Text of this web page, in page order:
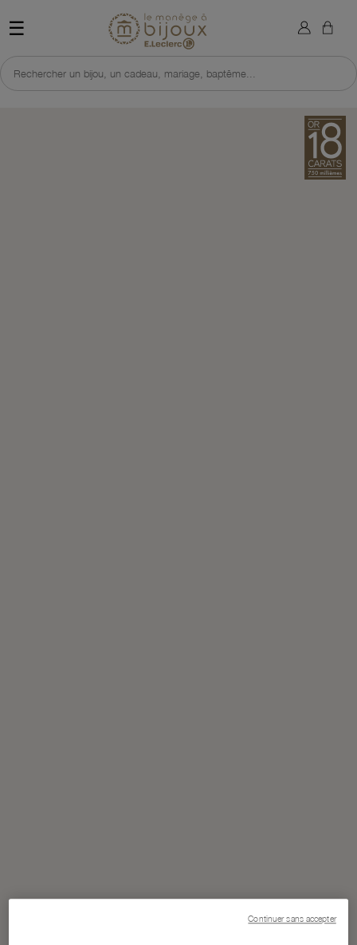
☰ Retour à l'accueil du site
Rechercher un bijou, un cadeau, mariage, baptême...
×
Continuer sans accepter